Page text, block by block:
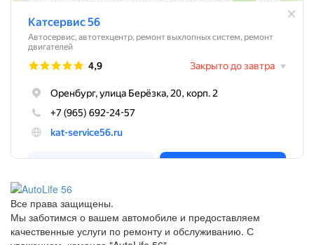
Все права защищены.
Мы заботимся о вашем автомобиле и предоставляем
качественные услуги по ремонту и обслуживанию. С